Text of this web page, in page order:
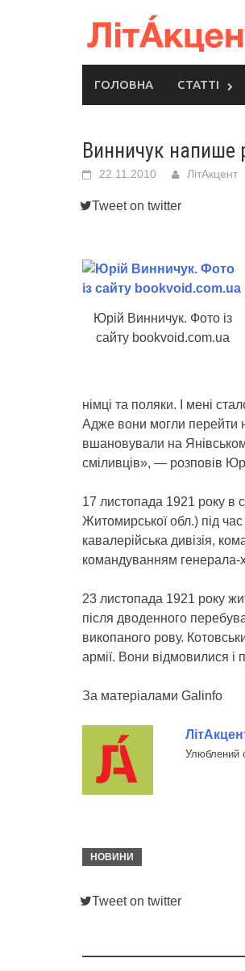
ГОЛОВНА СТАТТІ
Винничук напише
22.11.2010 ЛітАкцент
Tweet on twitter
Юрій Винничук. Фото із
сайту bookvoid.com.ua
німці та поляки. І мені
Адже вони могли перейти
вшановували на
сміливців», — розповів
17 листопада 1921 року в
Житомирської обл.) під
кавалерійська дивізія,
командуванням
23 листопада 1921 року
після дводенного
викопаного рову.
армії. Вони відмовилися
За матеріалами Galinfo
Улюблений
НОВИНИ
Tweet on twitter